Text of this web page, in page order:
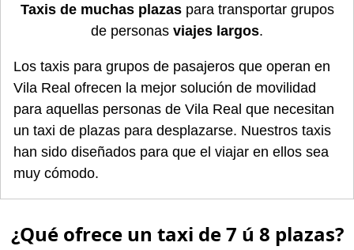
Taxis de muchas plazaspara transportar grupos
de personas viajes largos.
Los taxis para grupos de pasajeros que operan en
Vila Real ofrecen la mejor solución de movilidad
para aquellas personas de Vila Real que necesitan
un taxi de plazas para desplazarse. Nuestros taxis
han sido diseñados para que el viajar en ellos sea
muy cómodo.
¿Qué ofrece un taxi de 7 ú 8 plazas?